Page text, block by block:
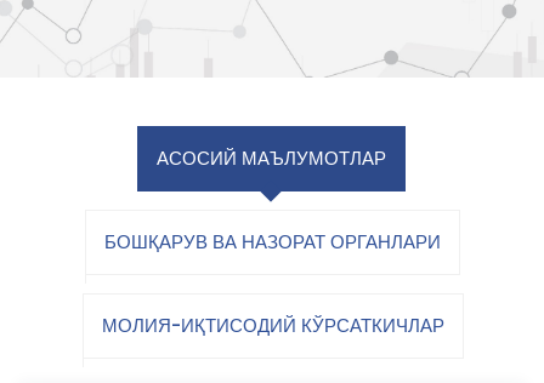
АСОСИЙ МАЪЛУМОТЛАР
БОШҚАРУВ ВА НАЗОРАТ ОРГАНЛАРИ
МОЛИЯ-ИҚТИСОДИЙ КЎРСАТКИЧЛАР